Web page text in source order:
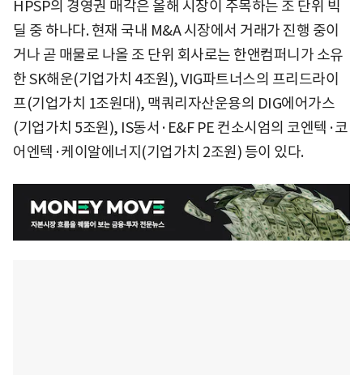
HPSP의 경영권 매각은 올해 시장이 주목하는 조 단위 빅
딜 중 하나다. 현재 국내 M&A 시장에서 거래가 진행 중이
거나 곧 매물로 나올 조 단위 회사로는 한앤컴퍼니가 소유
한 SK해운(기업가치 4조원), VIG파트너스의 프리드라이
프(기업가치 1조원대), 맥쿼리자산운용의 DIG에어가스
(기업가치 5조원), IS동서·E&F PE 컨소시엄의 코엔텍·코
어엔텍·케이알에너지(기업가치 2조원) 등이 있다.